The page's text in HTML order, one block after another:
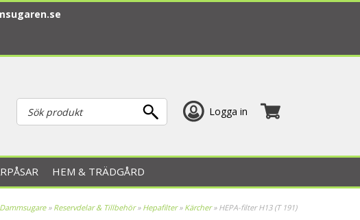
Logga in
HEM & TRÄDGÅRD
Dammsugare» Reservdelar & Tillbehör» Hepafilter» Kärcher» HEPA-filter H13 (T 191)